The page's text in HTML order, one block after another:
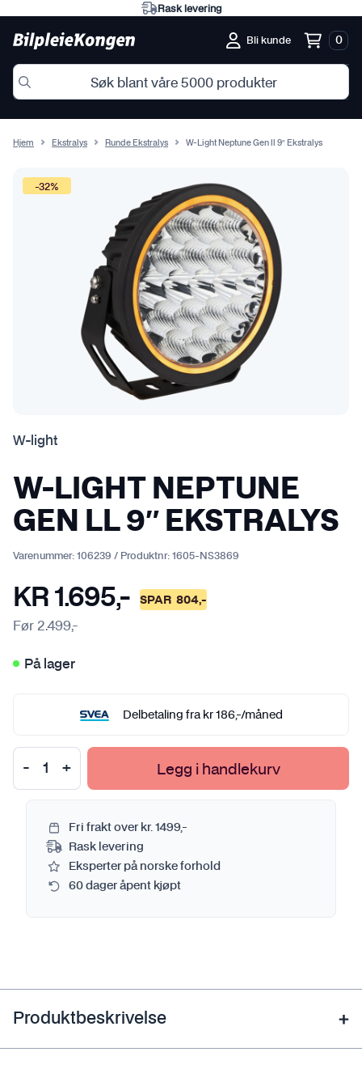
Rask levering
Bli kunde 0
Hjem Ekstralys Runde Ekstralys W-Light Neptune Gen ll 9″ Ekstralys
-32%
W-light
W-LIGHT NEPTUNE
GEN LL 9″ EKSTRALYS
Varenummer: 106239 / Produktnr: 1605-NS3869
KR 1.695,- SPAR 804,-
Før 2.499,-
På lager
Delbetaling fra kr186,-/måned
Legg i handlekurv
Fri frakt over kr. 1499,-
Rask levering
Eksperter på norske forhold
60 dager åpent kjøpt
Produktbeskrivelse